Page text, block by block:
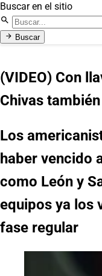
Buscar en el sitio
Buscar
(VIDEO) Con
Chivas
Los
haber vencido
como León y
equipos ya los
fase regular